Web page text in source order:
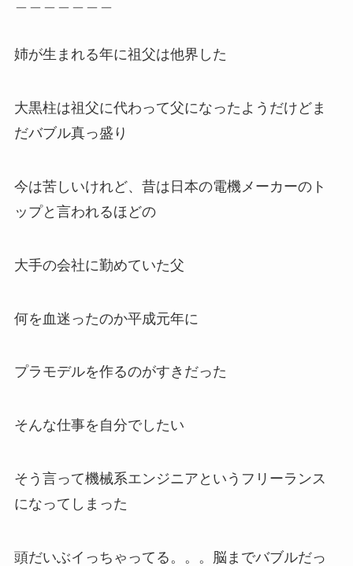
姉が生まれる年に祖父は他界した
大黒柱は祖父に代わって父になったようだけどま
だバブル真っ盛り
今は苦しいけれど、昔は日本の電機メーカーのト
ップと言われるほどの
大手の会社に勤めていた父
何を血迷ったのか平成元年に
プラモデルを作るのがすきだった
そんな仕事を自分でしたい
そう言って機械系エンジニアというフリーランス
になってしまった
頭だいぶイっちゃってる。。。脳までバブルだっ